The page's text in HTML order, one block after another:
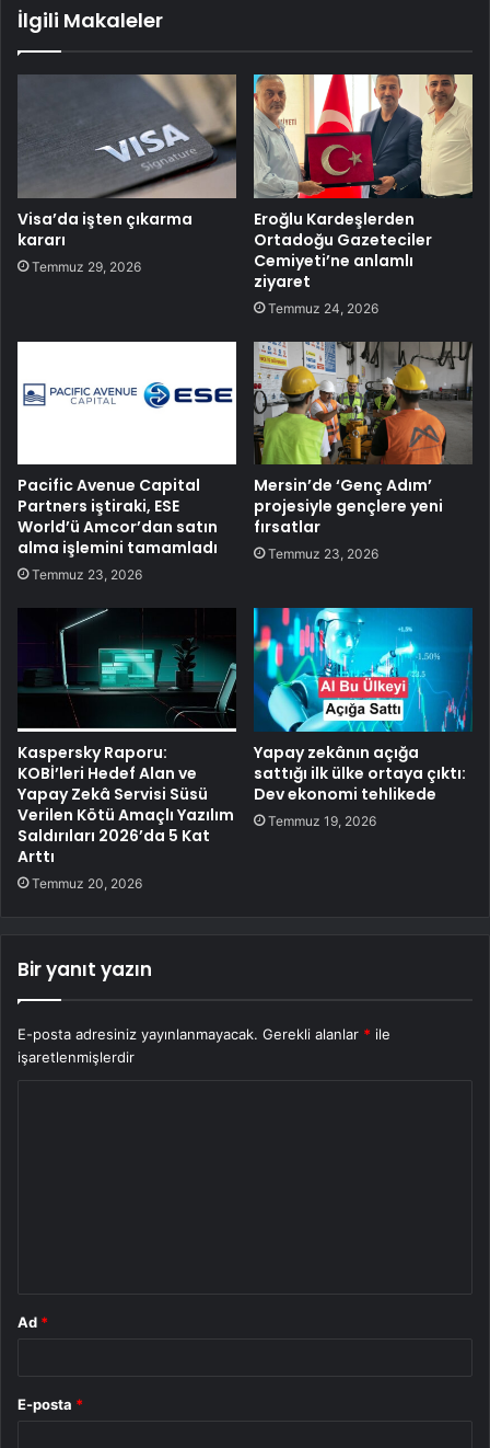
İlgili Makaleler
Visa’da işten çıkarma
kararı
Temmuz 29, 2026
Eroğlu Kardeşlerden
Ortadoğu Gazeteciler
Cemiyeti’ne anlamlı
ziyaret
Temmuz 24, 2026
Pacific Avenue Capital
Partners iştiraki, ESE
World’ü Amcor’dan satın
alma işlemini tamamladı
Temmuz 23, 2026
Mersin’de ‘Genç Adım’
projesiyle gençlere yeni
fırsatlar
Temmuz 23, 2026
Kaspersky Raporu:
KOBİ’leri Hedef Alan ve
Yapay Zekâ Servisi Süsü
Verilen Kötü Amaçlı Yazılım
Saldırıları 2026’da 5 Kat
Arttı
Temmuz 20, 2026
Yapay zekânın açığa
sattığı ilk ülke ortaya çıktı:
Dev ekonomi tehlikede
Temmuz 19, 2026
Bir yanıt yazın
E-posta adresiniz yayınlanmayacak. Gerekli alanlar * ile
işaretlenmişlerdir
Ad *
E-posta *